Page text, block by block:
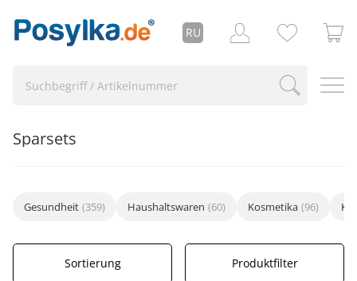
RU
Sparsets
Gesundheit (359) Haushaltswaren (60) Kosmetika (96)
Sortierung Produktfilter